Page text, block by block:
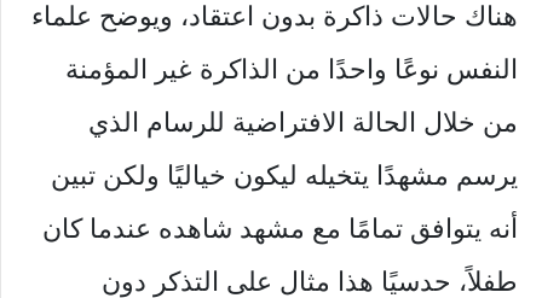
هناك حالات ذاكرة بدون اعتقاد، ويوضح علماء
النفس نوعًا واحدًا من الذاكرة غير المؤمنة
من خلال الحالة الافتراضية للرسام الذي
يرسم مشهدًا يتخيله ليكون خياليًا ولكن تبين
أنه يتوافق تمامًا مع مشهد شاهده عندما كان
طفلاً، حدسيًا هذا مثال على التذكر دون